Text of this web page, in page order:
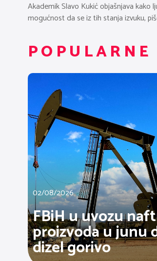
Akademik Slavo Kukić objašnjava kako
mogućnost da se iz tih stanja izvuku,
02/08/2026
FBiH u uvozu
proizvoda u junu
dizel gorivo